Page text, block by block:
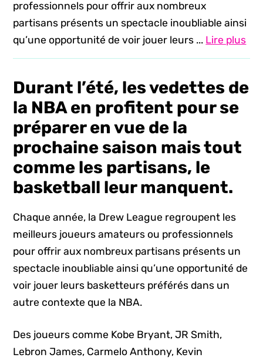
professionnels pour offrir aux nombreux
partisans présents un spectacle inoubliable ainsi
qu’une opportunité de voir jouer leurs ... Lire plus
Durant l’été, les vedettes de
la NBA en profitent pour se
préparer en vue de la
prochaine saison mais tout
comme les partisans, le
basketball leur manquent.
Chaque année, la Drew League regroupent les
meilleurs joueurs amateurs ou professionnels
pour offrir aux nombreux partisans présents un
spectacle inoubliable ainsi qu’une opportunité de
voir jouer leurs basketteurs préférés dans un
autre contexte que la NBA.
Des joueurs comme Kobe Bryant, JR Smith,
Lebron James, Carmelo Anthony, Kevin